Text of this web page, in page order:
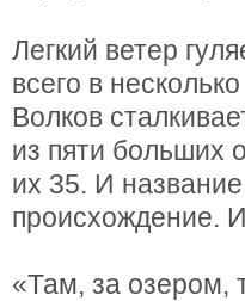
Легкий ветер
всего в
Волков
из пяти больших
их 35. И
происхождение.
«Там, за озером,